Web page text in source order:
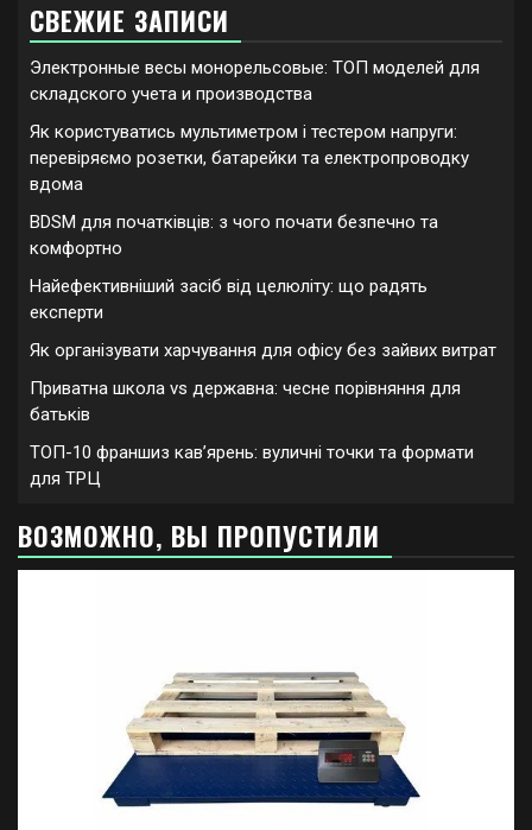
СВЕЖИЕ ЗАПИСИ
Электронные весы монорельсовые: ТОП моделей для
складского учета и производства
Як користуватись мультиметром і тестером напруги:
перевіряємо розетки, батарейки та електропроводку
вдома
BDSM для початківців: з чого почати безпечно та
комфортно
Найефективніший засіб від целюліту: що радять
експерти
Як організувати харчування для офісу без зайвих витрат
Приватна школа vs державна: чесне порівняння для
батьків
ТОП-10 франшиз кавʼярень: вуличні точки та формати
для ТРЦ
ВОЗМОЖНО, ВЫ ПРОПУСТИЛИ